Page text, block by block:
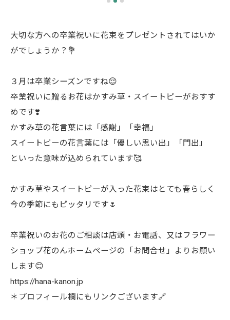
大切な方への卒業祝いに花束をプレゼントされてはいか
がでしょうか？💐
３月は卒業シーズンですね😌
卒業祝いに贈るお花はかすみ草・スイートピーがおすす
めです❣️
かすみ草の花言葉には「感謝」「幸福」
スイートピーの花言葉には「優しい思い出」「門出」
といった意味が込められています🥰
かすみ草やスイートピーが入った花束はとても春らしく
今の季節にもピッタリです🌷
卒業祝いのお花のご相談は店頭・お電話、又はフラワー
ショップ花のんホームページの「お問合せ」よりお願い
します😊
https://hana-kanon.jp
＊プロフィール欄にもリンクございます🔗